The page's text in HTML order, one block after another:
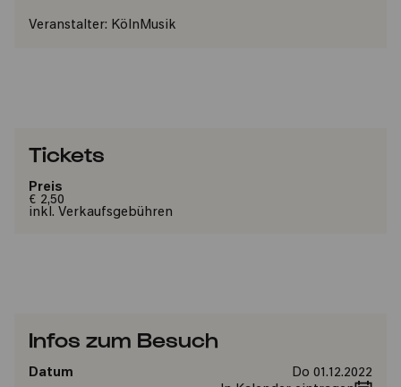
Veranstalter: KölnMusik
Tickets
Preis
€ 2,50
inkl. Verkaufsgebühren
Infos zum Besuch
Datum
Do 01.12.2022